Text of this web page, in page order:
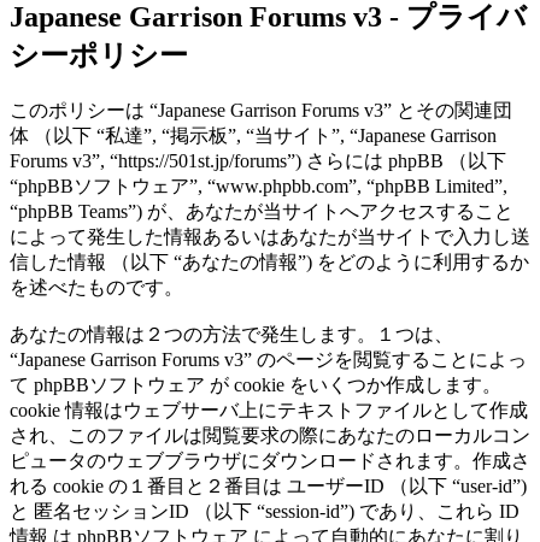
Japanese Garrison Forums v3 - プライバ
シーポリシー
このポリシーは “Japanese Garrison Forums v3” とその関連団
体 （以下 “私達”, “掲示板”, “当サイト”, “Japanese Garrison
Forums v3”, “https://501st.jp/forums”) さらには phpBB （以下
“phpBBソフトウェア”, “www.phpbb.com”, “phpBB Limited”,
“phpBB Teams”) が、あなたが当サイトへアクセスすること
によって発生した情報あるいはあなたが当サイトで入力し送
信した情報 （以下 “あなたの情報”) をどのように利用するか
を述べたものです。
あなたの情報は２つの方法で発生します。１つは、
“Japanese Garrison Forums v3” のページを閲覧することによっ
て phpBBソフトウェア が cookie をいくつか作成します。
cookie 情報はウェブサーバ上にテキストファイルとして作成
され、このファイルは閲覧要求の際にあなたのローカルコン
ピュータのウェブブラウザにダウンロードされます。作成さ
れる cookie の１番目と２番目は ユーザーID （以下 “user-id”)
と 匿名セッションID （以下 “session-id”) であり、これら ID
情報 は phpBBソフトウェア によって自動的にあなたに割り